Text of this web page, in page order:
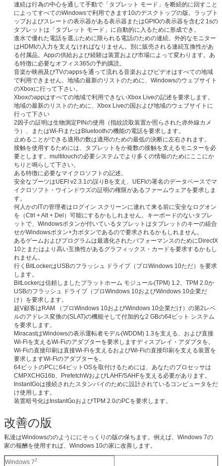
メッセージ
折り返しご連絡いたします！
連続は行為の中心を通して手動で「タブレット モード」を断続的に回すこと
によってすべてのWindowsで利用できます10のデスクトップの版。ラップト
ップおよびスレートの表示器がある表示器またはGPIOの表示器を含む2 1sの
タブレットは「タブレット モード」に自動的に入るために形成でき。
進水で優れた電話を選ぶために限られる電話のための連続。外的なモニター
はHDMIの入力を支えなければなりません。別に販売される連続互換性があ
る付属品。Appの供給および経験は装置および市場によって変わります。あ
る特徴に必要なオフィス365の予約購読。
音楽か映画及びTVのappsを通って流れる音楽およびビデオはすべての地域
で利用できません。地域の最新のリストのために、Windowsのウェブサイト
のXboxに行って下さい。
Xboxのappはすべての地域で利用できないXbox Liveの記述を要求します。
地域の最新のリストのために、Xbox Liveの国および地域のウェブサイトに
行って下さい
2因子の証明は生物測定PINの使用（指紋読取装置か照らされた赤外線カメ
ラ）、またはWi-FiまたはBluetoothの機能の電話を要求します。
止めることができる適用の数は適用のための最低の決断に左右されます。
接触を使用するためには、タブレットをか複数の接触を支えるモニターを必
要とします。multitouchの必要システムでより多くの情報のためにここにか
ちりと鳴らして下さい。
ある特徴に必要なマイクロソフトの記述。
安全なブーツはUEFI v2.3.1の誤りBを支え、UEFIの署名のデータベースでマ
イクロソフト・ウインドウズの証明の権限があるファームウェアを要求しま
す。
何人かのITの管理者はログイン スクリーンに連れて来る前に安全なログオン
を（Ctrl + Alt + Del）可能にするかもしれません。キーボードのないタブレ
ットで、Windowsボタンが付いているタブレットはタブレットのキーの組合
せがWindowsボタン+力ボタンであるので要求されるかもしれません。
あるゲームおよびプログラムは最適化されたパフォーマンスのためにDirectX
10とまたはより高い互換性があるグラフィックス・カードを要求するかもし
れません。
行くBitLockerはUSBのフラッシュ ドライブ（プロWindows 10ただ）を要求
します。
BitLockerは信頼しましたプラットホーム モジュール(TPM) 1.2、TPM 2.0か
USBのフラッシュ ドライブ（プロWindows 10およびWindows 10企業だ
け）を要求します。
超V顧客はRAM （プロWindows 10およびWindows 10企業だけ）の第2レベ
ルのアドレス変換の(SLAT)の機能そして付加的な2 GBの64ビット システム
を要求します。
MiracastはWindowsの表示運転者モデル(WDDM) 1.3を支える、および直接
Wi-Fiを支えるWi-Fiのアダプターを要求しますディスプレイ・アダプタを。
Wi-Fiの直接印刷は直接Wi-Fiを支えるおよびWi-Fiの直接印刷を支える装置を
要求しますWi-Fiのアダプターを。
64ビットのPCに64ビットOSを取付けるためには、あなたのプロセッサは
CMPXCHG16b、PrefetchWおよびLAHF/SAHFを支える必要があります。
InstantGoは接続されたスタンバイのために設計されているコンピュータをだ
け使用します。
装置暗号化はInstantGoおよびTPM 2.0のPCを要求します。
改善の版
私達はWindowsののようににそっくりの版の保ちます。例えば、Windows 7の
家の報酬を使用すれば、Windows 10の家に改善します。
Windows 72